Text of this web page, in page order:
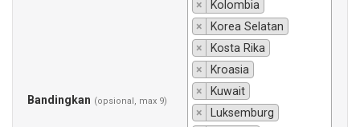
Bandingkan (opsional, max 9)
×
Kolombia
×
Korea Selatan
×
Kosta Rika
×
Kroasia
×
Kuwait
×
Luksemburg